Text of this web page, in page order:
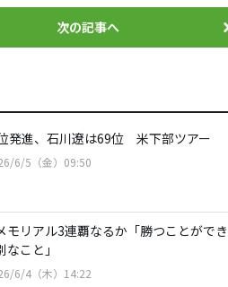
次の記事へ
発進、石川遼は69位 米下部ツアー
6/5（金）09:50
モリアル3連覇なるか「勝つことができ
こと」
6/4（木）14:22